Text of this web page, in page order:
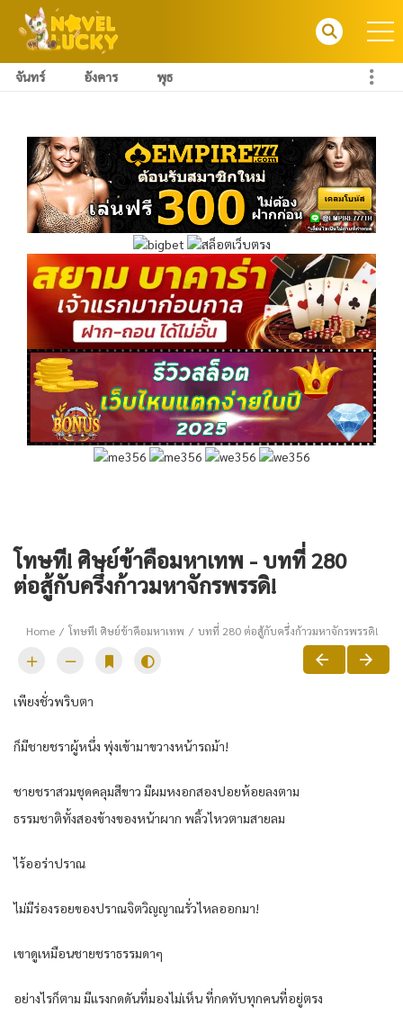
จันทร์ อังคาร พุธ
โทษที! ศิษย์ข้าคือมหาเทพ - บทที่ 280
ต่อสู้กับครึ่งก้าวมหาจักรพรรดิ!
Home โทษที! ศิษย์ข้าคือมหาเทพ บทที่ 280 ต่อสู้กับครึ่งก้าวมหาจักรพรรดิ!
เพียงชั่วพริบตา
ก็มีชายชราผู้หนึ่ง พุ่งเข้ามาขวางหน้ารถม้า!
ชายชราสวมชุดคลุมสีขาว มีผมหงอกสองปอยห้อยลงตาม
ธรรมชาติทั้งสองข้างของหน้าผาก พลิ้วไหวตามสายลม
ไร้ออร่าปราณ
ไม่มีร่องรอยของปราณจิตวิญญาณรั่วไหลออกมา!
เขาดูเหมือนชายชราธรรมดาๆ
อย่างไรก็ตาม มีแรงกดดันที่มองไม่เห็น ที่กดทับทุกคนที่อยู่ตรง